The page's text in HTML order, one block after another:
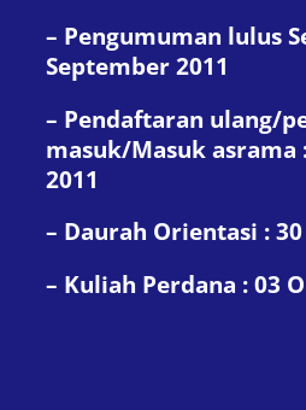
– Pengumuman lulus
September 2011
– Pendaftaran ulang/
masuk/Masuk asrama
2011
– Daurah Orientasi :
– Kuliah Perdana : 03